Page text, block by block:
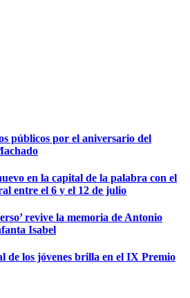
públicos por el aniversario del
en la capital de la palabra con el
entre el 6 y el 12 de julio
revive la memoria de Antonio
Isabel
de los jóvenes brilla en el IX Premio